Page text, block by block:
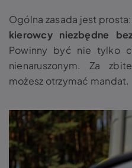
Ogólna zasada jest prosta:
kierowcy niezbędne
Powinny być nie tylko
nienaruszonym. Za
możesz otrzymać mandat.